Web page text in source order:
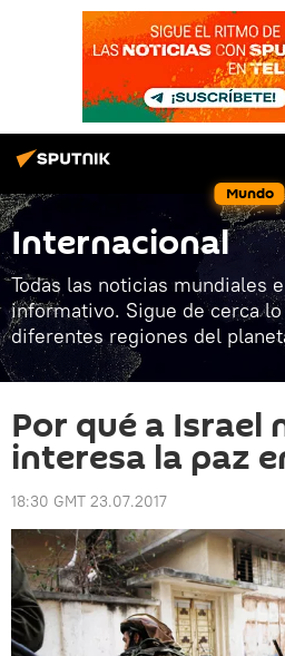
Mundo
Internacional
Todas las noticias mundiales
informativo. Sigue de cerca lo
diferentes regiones del
Por qué a Israel
interesa la paz
18:30 GMT 23.07.2017